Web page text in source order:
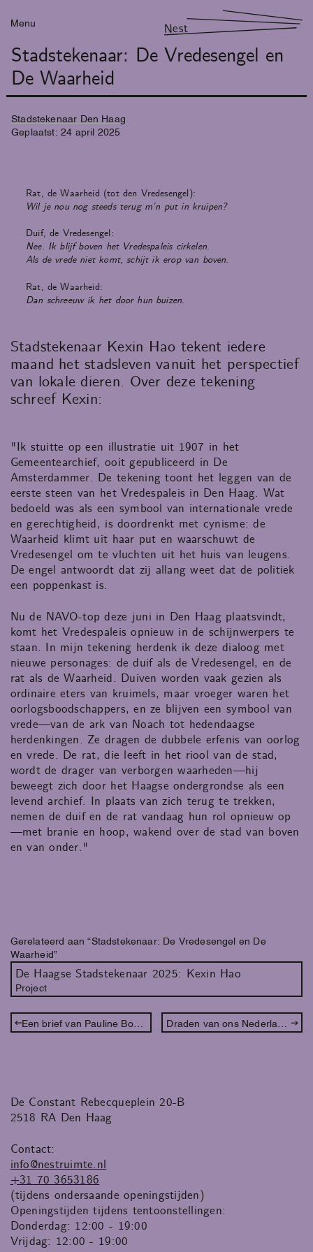
Menu Nest
Stadstekenaar: De Vredesengel en
De Waarheid
Stadstekenaar Den Haag
Geplaatst:24 april 2025
Rat, de Waarheid (tot den Vredesengel):
Wil je nou nog steeds terug m’n put in kruipen?
Duif, de Vredesengel:
Nee. Ik blijf boven het Vredespaleis cirkelen.
Als de vrede niet komt, schijt ik erop van boven.
Rat, de Waarheid:
Dan schreeuw ik het door hun buizen.
Stadstekenaar Kexin Hao tekent iedere
maand het stadsleven vanuit het perspectief
van lokale dieren. Over deze tekening
schreef Kexin:
"Ik stuitte op een illustratie uit 1907 in het
Gemeentearchief, ooit gepubliceerd in De
Amsterdammer. De tekening toont het leggen van de
eerste steen van het Vredespaleis in Den Haag. Wat
bedoeld was als een symbool van internationale vrede
en gerechtigheid, is doordrenkt met cynisme: de
Waarheid klimt uit haar put en waarschuwt de
Vredesengel om te vluchten uit het huis van leugens.
De engel antwoordt dat zij allang weet dat de politiek
een poppenkast is.
Nu de NAVO-top deze juni in Den Haag plaatsvindt,
komt het Vredespaleis opnieuw in de schijnwerpers te
staan. In mijn tekening herdenk ik deze dialoog met
nieuwe personages: de duif als de Vredesengel, en de
rat als de Waarheid. Duiven worden vaak gezien als
ordinaire eters van kruimels, maar vroeger waren het
oorlogsboodschappers, en ze blijven een symbool van
vrede—van de ark van Noach tot hedendaagse
herdenkingen. Ze dragen de dubbele erfenis van oorlog
en vrede. De rat, die leeft in het riool van de stad,
wordt de drager van verborgen waarheden—hij
beweegt zich door het Haagse ondergrondse als een
levend archief. In plaats van zich terug te trekken,
nemen de duif en de rat vandaag hun rol opnieuw op
—met branie en hoop, wakend over de stad van boven
en van onder."
Gerelateerd aan “Stadstekenaar: De Vredesengel en De
Waarheid”
De Haagse Stadstekenaar 2025: Kexin Hao
Project
De Constant Rebecqueplein 20-B
2518 RA Den Haag
Contact:
info@nestruimte.nl
+31 70 3653186
(tijdens ondersaande openingstijden)
Openingstijden tijdens tentoonstellingen:
Donderdag: 12:00 - 19:00
Vrijdag: 12:00 - 19:00